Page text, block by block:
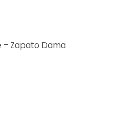
– Zapato Dama